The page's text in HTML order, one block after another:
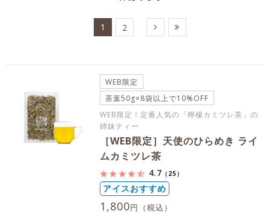
1 2
WEB限定
茶葉50g×8袋以上で10%OFF
WEB限定！定番人気の「檸檬カミツレ茶」の
姉妹ティー
［WEB限定］天使のひらめき ライ
ムカミツレ茶
4.7 （25）
アイスおすすめ
1,800円（税込）